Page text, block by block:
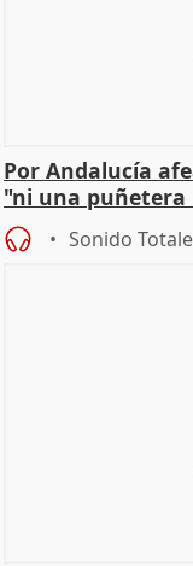
Por Andalucía
"ni una puñetera
machista
Sonido